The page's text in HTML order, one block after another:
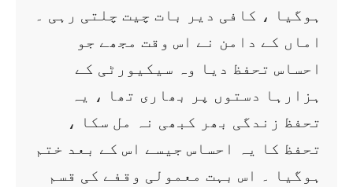
ہوگیا ، کافی دیر بات چیت چلتی رہی ۔
اماں کے دامن نے اس وقت مجھے جو
احساس تحفظ دیا وہ سیکیورٹی کے
ہزارہا دستوں پر بھاری تھا ، یہ
تحفظ زندگی بھر کبھی نہ مل سکا ،
تحفظ کا یہ احساس جیسے اس کے بعد ختم
ہوگیا ۔ اس بہت معمولی وقفے کی قسم